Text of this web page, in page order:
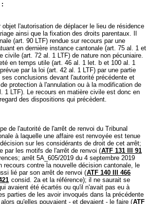
:
objet l'autorisation de déplacer le lieu de résidence
ainsi que la fixation des droits parentaux. Il
(art. 90 LTF) rendue sur recours par une
en dernière instance cantonale (art. 75 al. 1 et
civile (art. 72 al. 1 LTF) de nature non pécuniaire.
en temps utile (art. 46 al. 1 let. b et 100 al. 1
par la loi (art. 42 al. 1 LTF) par une partie
conclusions devant l'autorité précédente et
protection à l'annulation ou à la modification de
1 LTF). Le recours en matière civile est donc en
des dispositions qui précèdent.
de l'autorité de l'arrêt de renvoi du Tribunal
à laquelle une affaire est renvoyée est tenue
sur les considérants de droit de cet arrêt;
par les motifs de l'arrêt de renvoi (ATF 131 III 91
arrêt 5A_605/2019 du 4 septembre 2019
recours contre la nouvelle décision cantonale, le
lié par son arrêt de renvoi (ATF 140 III 466
consid. 2a et la référence); il ne saurait se
avaient été écartés ou qu'il n'avait pas eu à
parties de les avoir invoqués dans la précédente
qu'elles pouvaient - et devaient - le faire (ATF